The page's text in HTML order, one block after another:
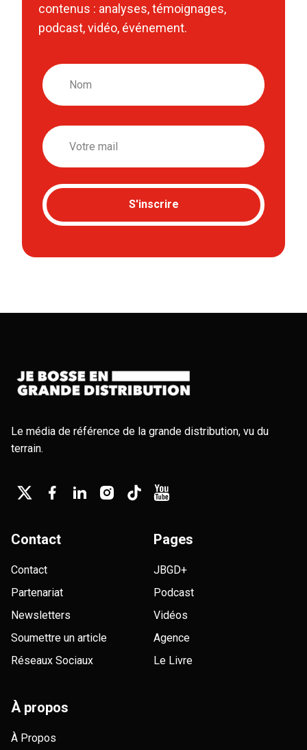
contenus : analyses, témoignages,
podcast, vidéo, événement.
Nom
Email
S'inscrire
Le média de référence de la grande distribution, vu du
terrain.
Contact
Contact
Partenariat
Newsletters
Soumettre un article
Réseaux Sociaux
Pages
JBGD+
Podcast
Vidéos
Agence
Le Livre
À propos
À Propos